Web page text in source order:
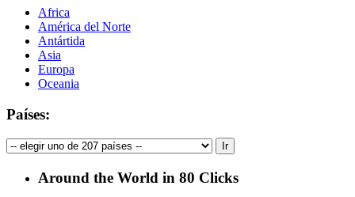
Africa
América del Norte
Antártida
Asia
Europa
Oceania
Países:
Around the World in 80 Clicks